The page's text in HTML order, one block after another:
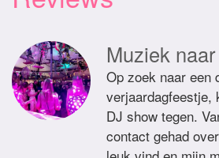
Muziek
Op zoek naar een
verjaardagfeestje,
DJ show tegen.
contact gehad